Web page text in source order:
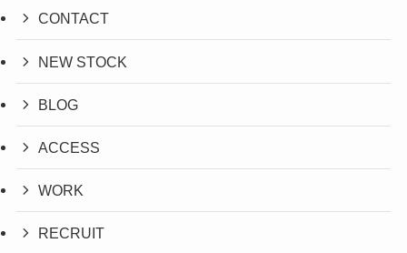
CONTACT
NEW STOCK
BLOG
ACCESS
WORK
RECRUIT